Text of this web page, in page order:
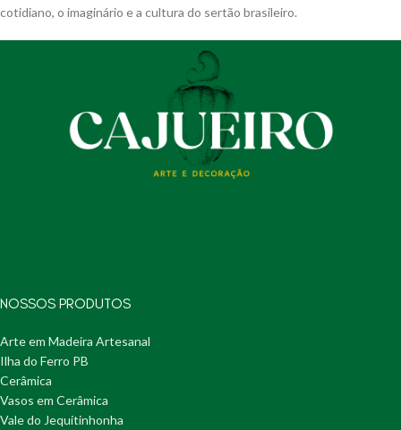
cotidiano, o imaginário e a cultura do sertão brasileiro.
NOSSOS PRODUTOS
Arte em Madeira Artesanal
Ilha do Ferro PB
Cerâmica
Vasos em Cerâmica
Vale do Jequitinhonha